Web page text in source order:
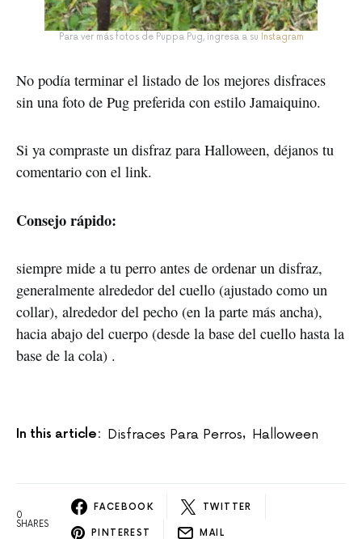
Para ver más fotos de Puppa Pug, ingresa a su Instagram
No podía terminar el listado de los mejores disfraces
sin una foto de Pug preferida con estilo Jamaiquino.
Si ya compraste un disfraz para Halloween, déjanos tu
comentario con el link.
Consejo rápido:
siempre mide a tu perro antes de ordenar un disfraz,
generalmente alrededor del cuello (ajustado como un
collar), alrededor del pecho (en la parte más ancha),
hacia abajo del cuerpo (desde la base del cuello hasta la
base de la cola) .
In this article: Disfraces Para Perros, Halloween
0
SHARES
FACEBOOK TWITTER
PINTEREST MAIL